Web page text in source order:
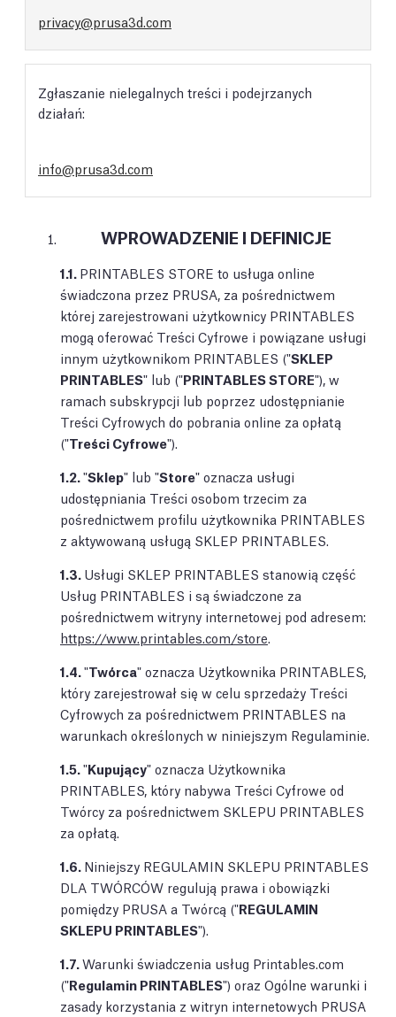
privacy@prusa3d.com
Zgłaszanie nielegalnych treści i podejrzanych
działań:
info@prusa3d.com
WPROWADZENIE I DEFINICJE
1.1. PRINTABLES STORE to usługa online
świadczona przez PRUSA, za pośrednictwem
której zarejestrowani użytkownicy PRINTABLES
mogą oferować Treści Cyfrowe i powiązane usługi
innym użytkownikom PRINTABLES ("SKLEP
PRINTABLES" lub ("PRINTABLES STORE"), w
ramach subskrypcji lub poprzez udostępnianie
Treści Cyfrowych do pobrania online za opłatą
("Treści Cyfrowe").
1.2."Sklep" lub "Store" oznacza usługi
udostępniania Treści osobom trzecim za
pośrednictwem profilu użytkownika PRINTABLES
z aktywowaną usługą SKLEP PRINTABLES.
1.3. Usługi SKLEP PRINTABLES stanowią część
Usług PRINTABLES i są świadczone za
pośrednictwem witryny internetowej pod adresem:
https://www.printables.com/store.
1.4."Twórca" oznacza Użytkownika PRINTABLES,
który zarejestrował się w celu sprzedaży Treści
Cyfrowych za pośrednictwem PRINTABLES na
warunkach określonych w niniejszym Regulaminie.
1.5."Kupujący" oznacza Użytkownika
PRINTABLES, który nabywa Treści Cyfrowe od
Twórcy za pośrednictwem SKLEPU PRINTABLES
za opłatą.
1.6. Niniejszy REGULAMIN SKLEPU PRINTABLES
DLA TWÓRCÓW regulują prawa i obowiązki
pomiędzy PRUSA a Twórcą ("REGULAMIN
SKLEPU PRINTABLES").
1.7.Warunki świadczenia usług Printables.com
("Regulamin PRINTABLES") oraz Ogólne warunki i
zasady korzystania z witryn internetowych PRUSA